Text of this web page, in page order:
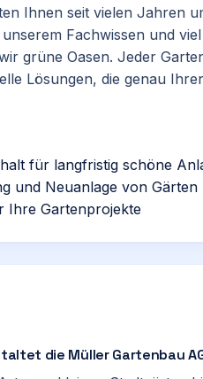
Ihnen seit vielen Jahren
Fachwissen und
grüne Oasen. Jeder
Lösungen, die genau
für langfristig schöne
und Neuanlage von Gärten
Ihre Gartenprojekte
die Müller Gartenbau